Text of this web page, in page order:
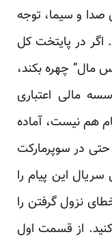
و سیما، توجه
در پایتخت کل
مال” چهره بکند،
مالی اعتباری
هم نیست، آماده
در سوپرمارکت
این پیام را
نزول گرفتن را
از قسمت اول